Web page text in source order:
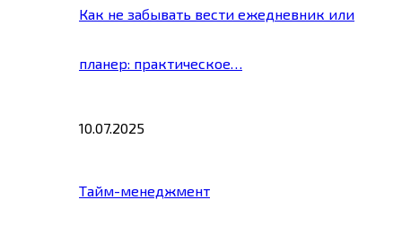
Как не забывать вести ежедневник или
планер: практическое…
10.07.2025
Тайм-менеджмент